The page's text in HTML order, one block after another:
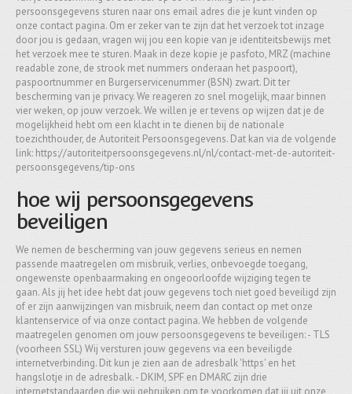
persoonsgegevens sturen naar ons email adres die je kunt vinden op
onze contact pagina. Om er zeker van te zijn dat het verzoek tot inzage
door jou is gedaan, vragen wij jou een kopie van je identiteitsbewijs met
het verzoek mee te sturen. Maak in deze kopie je pasfoto, MRZ (machine
readable zone, de strook met nummers onderaan het paspoort),
paspoortnummer en Burgerservicenummer (BSN) zwart. Dit ter
bescherming van je privacy. We reageren zo snel mogelijk, maar binnen
vier weken, op jouw verzoek. We willen je er tevens op wijzen dat je de
mogelijkheid hebt om een klacht in te dienen bij de nationale
toezichthouder, de Autoriteit Persoonsgegevens. Dat kan via de volgende
link: https://autoriteitpersoonsgegevens.nl/nl/contact-met-de-autoriteit-
persoonsgegevens/tip-ons
hoe wij persoonsgegevens
beveiligen
We nemen de bescherming van jouw gegevens serieus en nemen
passende maatregelen om misbruik, verlies, onbevoegde toegang,
ongewenste openbaarmaking en ongeoorloofde wijziging tegen te
gaan. Als jij het idee hebt dat jouw gegevens toch niet goed beveiligd zijn
of er zijn aanwijzingen van misbruik, neem dan contact op met onze
klantenservice of via onze contact pagina. We hebben de volgende
maatregelen genomen om jouw persoonsgegevens te beveiligen: - TLS
(voorheen SSL) Wij versturen jouw gegevens via een beveiligde
internetverbinding. Dit kun je zien aan de adresbalk 'https' en het
hangslotje in de adresbalk. - DKIM, SPF en DMARC zijn drie
internetstandaarden die wij gebruiken om te voorkomen dat jij uit onze